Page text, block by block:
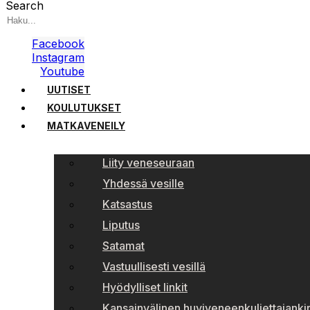
Search
Facebook
Instagram
Youtube
UUTISET
KOULUTUKSET
MATKAVENEILY
Liity veneseuraan
Yhdessä vesille
Katsastus
Liputus
Satamat
Vastuullisesti vesillä
Hyödylliset linkit